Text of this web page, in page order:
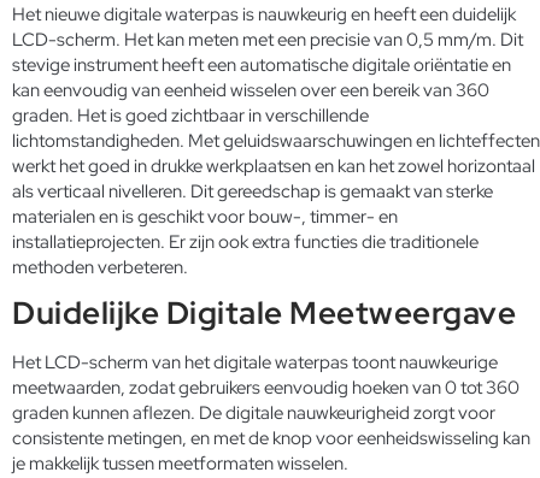
Het nieuwe digitale waterpas is nauwkeurig en heeft een duidelijk
LCD-scherm. Het kan meten met een precisie van 0,5 mm/m. Dit
stevige instrument heeft een automatische digitale oriëntatie en
kan eenvoudig van eenheid wisselen over een bereik van 360
graden. Het is goed zichtbaar in verschillende
lichtomstandigheden. Met geluidswaarschuwingen en lichteffecten
werkt het goed in drukke werkplaatsen en kan het zowel horizontaal
als verticaal nivelleren. Dit gereedschap is gemaakt van sterke
materialen en is geschikt voor bouw-, timmer- en
installatieprojecten. Er zijn ook extra functies die traditionele
methoden verbeteren.
Duidelijke Digitale Meetweergave
Het LCD-scherm van het digitale waterpas toont nauwkeurige
meetwaarden, zodat gebruikers eenvoudig hoeken van 0 tot 360
graden kunnen aflezen. De digitale nauwkeurigheid zorgt voor
consistente metingen, en met de knop voor eenheidswisseling kan
je makkelijk tussen meetformaten wisselen.